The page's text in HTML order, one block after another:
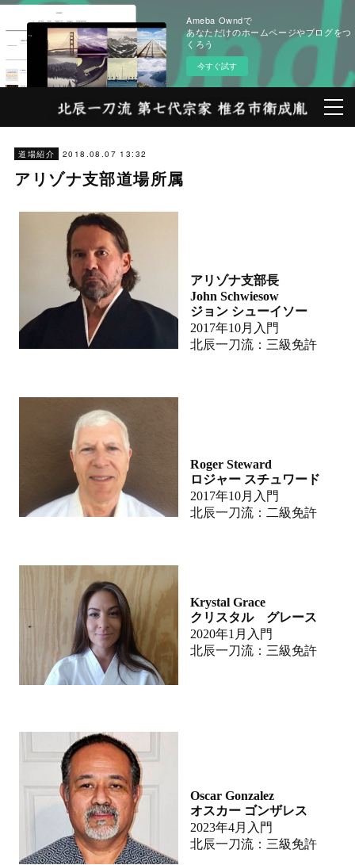
Ameba Owndで
あなただけのホームページやブログをつ
くろう
今すぐ試す
道場紹介 2018.08.07 13:32
アリゾナ支部道場所属